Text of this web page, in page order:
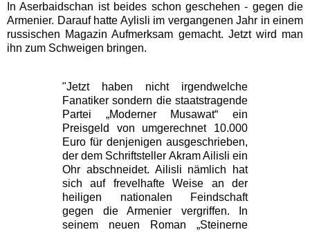
In Aserbaidschan ist beides schon geschehen - gegen die
Armenier. Darauf hatte Aylisli im vergangenen Jahr in einem
russischen Magazin Aufmerksam gemacht. Jetzt wird man
ihn zum Schweigen bringen.
"Jetzt haben nicht irgendwelche
Fanatiker sondern die staatstragende
Partei „Moderner Musawat“ ein
Preisgeld von umgerechnet 10.000
Euro für denjenigen ausgeschrieben,
der dem Schriftsteller Akram Ailisli ein
Ohr abschneidet. Ailisli nämlich hat
sich auf frevelhafte Weise an der
heiligen nationalen Feindschaft
gegen die Armenier vergriffen. In
seinem neuen Roman „Steinerne